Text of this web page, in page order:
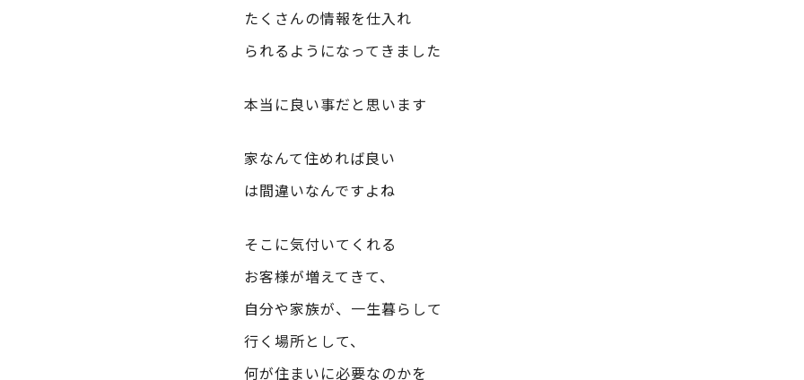
たくさんの情報を仕入れ
られるようになってきました
本当に良い事だと思います
家なんて住めれば良い
は間違いなんですよね
そこに気付いてくれる
お客様が増えてきて、
自分や家族が、一生暮らして
行く場所として、
何が住まいに必要なのかを